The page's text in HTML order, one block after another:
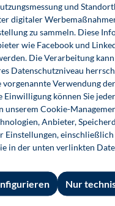
Elektronik 1:
Grundlagen
29,80 €*
Buch
29,80 €*
E-Book (PDF)
Informationen
und
digitaler
zu sammeln. Diese
wie Facebook und
Die Verarbeitung
Datenschutzniveau
vorgenannte Verwendung
Einwilligung können Sie
unserem Cookie-
Anbieter,
Einstellungen,
in der unten verlinkten
Nur